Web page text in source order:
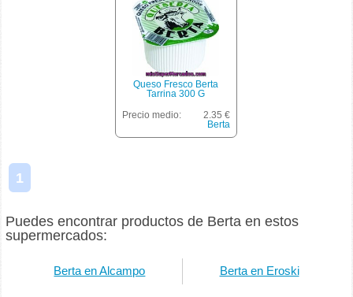
Queso Fresco Berta
Tarrina 300 G
Precio medio:
2.35 €
Berta
1
Puedes encontrar productos de Berta en estos
supermercados:
Berta en Alcampo Berta en Eroski